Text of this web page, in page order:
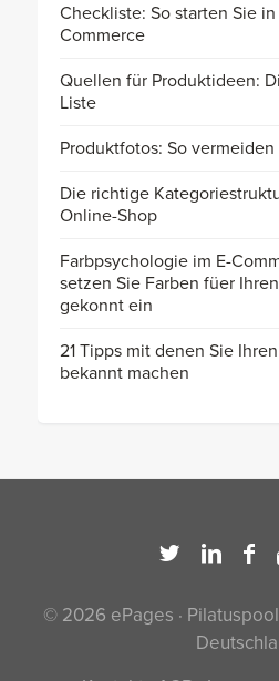
Checkliste: So starten Sie in
Commerce
Quellen für Produktideen:
Liste
Produktfotos: So
Die richtige
Online-Shop
Farbpsychologie im E-
setzen Sie Farben füer
gekonnt ein
21 Tipps mit denen Sie
bekannt machen
© 2026 ePages ·